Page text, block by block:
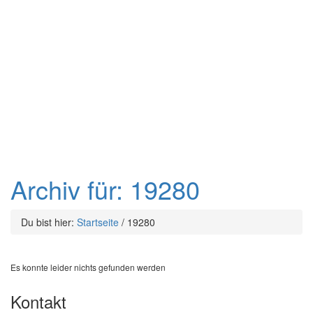
Archiv für: 19280
Du bist hier: Startseite / 19280
Es konnte leider nichts gefunden werden
Kontakt